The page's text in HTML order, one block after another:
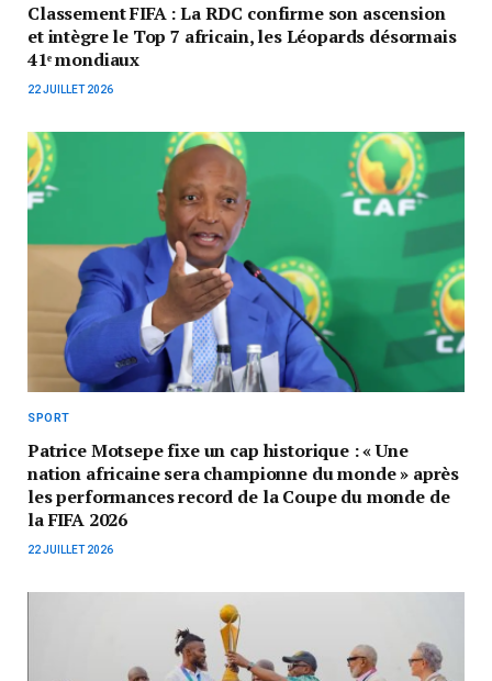
Classement FIFA : La RDC confirme son ascension
et intègre le Top 7 africain, les Léopards désormais
41ᵉ mondiaux
22 JUILLET 2026
SPORT
Patrice Motsepe fixe un cap historique : « Une
nation africaine sera championne du monde » après
les performances record de la Coupe du monde de
la FIFA 2026
22 JUILLET 2026